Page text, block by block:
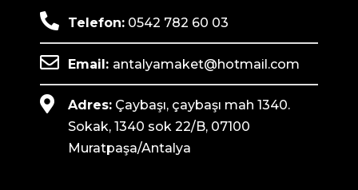
Telefon: 0542 782 60 03
Email: antalyamaket@hotmail.com
Adres: Çaybaşı, çaybaşı mah 1340.
Sokak, 1340 sok 22/B, 07100
Muratpaşa/Antalya